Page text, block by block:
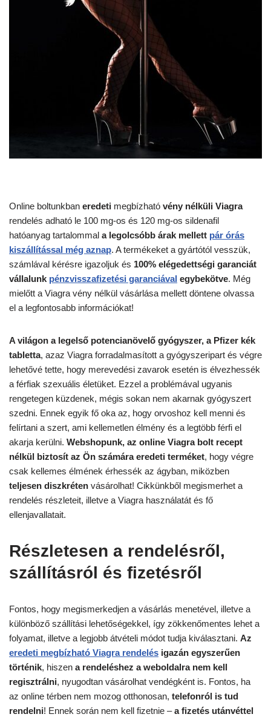
Online boltunkban eredeti megbízható vény nélküli Viagra
rendelés adható le 100 mg-os és 120 mg-os sildenafil
hatóanyag tartalommal a legolcsóbb árak mellett pár órás
kiszállítással még aznap. A termékeket a gyártótól vesszük,
számlával kérésre igazoljuk és 100% elégedettségi garanciát
vállalunk pénzvisszafizetési garanciával egybekötve. Még
mielőtt a Viagra vény nélkül vásárlása mellett döntene olvassa
el a legfontosabb információkat!
A világon a legelső potencianövelő gyógyszer, a Pfizer kék
tabletta, azaz Viagra forradalmasított a gyógyszeripart és végre
lehetővé tette, hogy merevedési zavarok esetén is élvezhessék
a férfiak szexuális életüket. Ezzel a problémával ugyanis
rengetegen küzdenek, mégis sokan nem akarnak gyógyszert
szedni. Ennek egyik fő oka az, hogy orvoshoz kell menni és
felírtani a szert, ami kellemetlen élmény és a legtöbb férfi el
akarja kerülni. Webshopunk, az online Viagra bolt recept
nélkül biztosít az Ön számára eredeti terméket, hogy végre
csak kellemes élmének érhessék az ágyban, miközben
teljesen diszkréten vásárolhat! Cikkünkből megismerhet a
rendelés részleteit, illetve a Viagra használatát és fő
ellenjavallatait.
Részletesen a rendelésről,
szállításról és fizetésről
Fontos, hogy megismerkedjen a vásárlás menetével, illetve a
különböző szállítási lehetőségekkel, így zökkenőmentes lehet a
folyamat, illetve a legjobb átvételi módot tudja kiválasztani. Az
eredeti megbízható Viagra rendelés igazán egyszerűen
történik, hiszen a rendeléshez a weboldalra nem kell
regisztrálni, nyugodtan vásárolhat vendégként is. Fontos, ha
az online térben nem mozog otthonosan, telefonról is tud
rendelni! Ennek során nem kell fizetnie –a fizetés utánvéttel